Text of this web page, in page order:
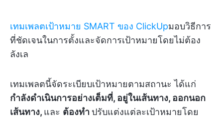
เทมเพลตเป้าหมาย SMART ของ ClickUpมอบวิธีการ
ที่ชัดเจนในการตั้งและจัดการเป้าหมายโดยไม่ต้อง
ลังเล
เทมเพลตนี้จัดระเบียบเป้าหมายตามสถานะ ได้แก่
กำลังดำเนินการอย่างเต็มที่, อยู่ในเส้นทาง, ออกนอก
เส้นทาง, และ ต้องทำ ปรับแต่งแต่ละเป้าหมายโดย